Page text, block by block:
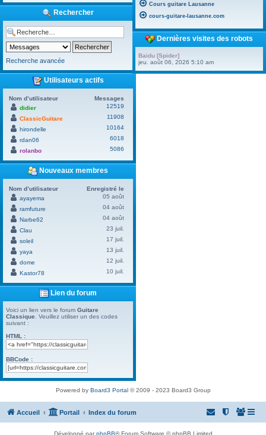
Rechercher
Recherche avancée
Utilisateurs actifs
Nom d’utilisateur
Messages
didier
12519
ClassicGuitare
11908
hirondelle
10164
rdan06
6018
rolanbo
5086
Nouveaux membres
Nom d’utilisateur
Enregistré le
ayayema
05 août
ramfuture
04 août
Narbe62
04 août
Clau
23 juil.
soleil
17 juil.
yaya
13 juil.
dome
12 juil.
Kastor78
10 juil.
Lien du forum
Voici un lien vers le forum Guitare
Classique . Veuillez utiliser un des codes
suivant :
HTML :
BBCode :
Cours guitare Lausanne
cours-guitare-lausanne.com
Dernières visites des robots
Baidu [Spider]
jeu. août 06, 2026 5:10 am
Powered by Board3 Portal© 2009 - 2023 Board3 Group
Accueil Portail Index du forum
Développé parphpBB® Forum Software © phpBB Limited